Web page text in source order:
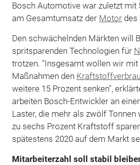
Bosch Automotive war zuletzt mit
am Gesamtumsatz der Motordes
Den schwächelnden Märkten will
spritsparenden Technologien für
trotzen. "Insgesamt wollen wir mit
Maßnahmen den
weitere 15 Prozent senken",
arbeiten Bosch-Entwickler an
Laster, die mehr als zwölf Tonnen
zu sechs Prozent Kraftstoff
spätestens 2020 auf dem Markt
Mitarbeiterzahl soll stabil